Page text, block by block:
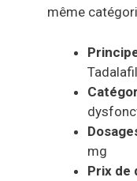
même
Tadalafil
mg
Prix de